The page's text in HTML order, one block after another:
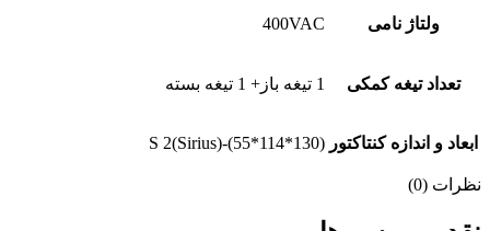
ولتاژ نامی 400VAC
تعداد تیغه کمکی 1 تیغه باز+ 1 تیغه بسته
ابعاد و اندازه کنتاکتور S 2(Sirius)-(55*114*130)
نظرات (0)